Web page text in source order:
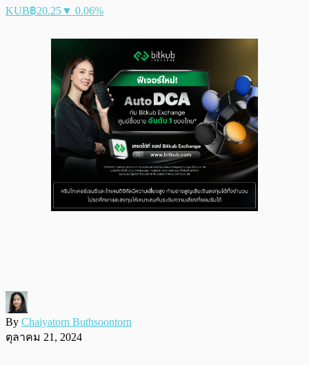
KUB฿20.25▼ 0.06%
By Chaiyatorn Buthsoontorn
ตุลาคม 21, 2024